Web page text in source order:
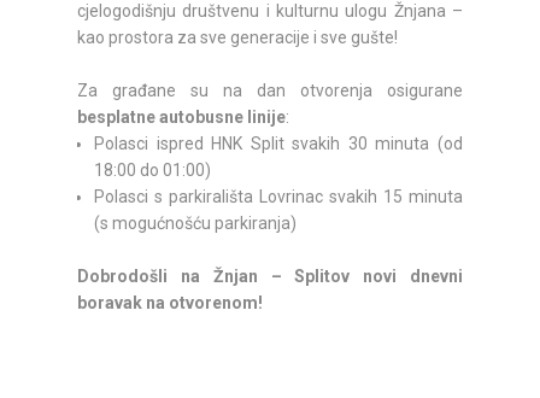
cjelogodišnju društvenu i kulturnu ulogu Žnjana –
kao prostora za sve generacije i sve gušte!
Za građane su na dan otvorenja osigurane
besplatne autobusne linije:
Polasci ispred HNK Split svakih 30 minuta (od
18:00 do 01:00)
Polasci s parkirališta Lovrinac svakih 15 minuta
(s mogućnošću parkiranja)
Dobrodošli na Žnjan – Splitov novi dnevni
boravak na otvorenom!